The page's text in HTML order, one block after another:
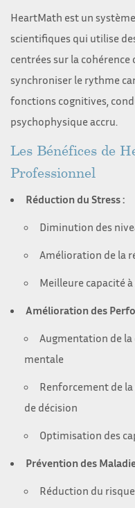
HeartMath est un
scientifiques qui utilise
centrées sur la cohérence
synchroniser le rythme
fonctions cognitives,
psychophysique accru.
Les Bénéfices de
Professionnel
Réduction du Stress :
Diminution des
Amélioration de la
Meilleure capacité
Amélioration des
Augmentation de
mentale
Renforcement de
de décision
Optimisation des
Prévention des
Réduction du